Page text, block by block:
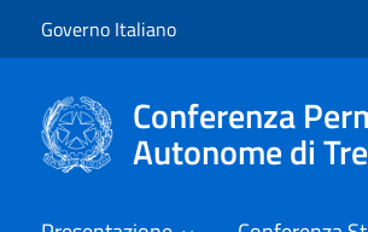
Governo Italiano
Conferenza
Autonome di